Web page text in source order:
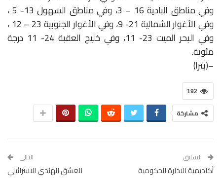
وفي مناطق البادية 16 – 3، وفي مناطق السهول 13- 5 ،
وفي الأغوار الشمالية 21- 9، وفي الأغوار الجنوبية 23 – 12 ،
وفي البحر الميت 23- 11، وفي خليج العقبة 24- 11 درجة
مئوية.
–(بترا)
192
مشاركة
السابق
أكاديمية الادارة الحكومية
التالي
العشق الهندي الاسرائيلي